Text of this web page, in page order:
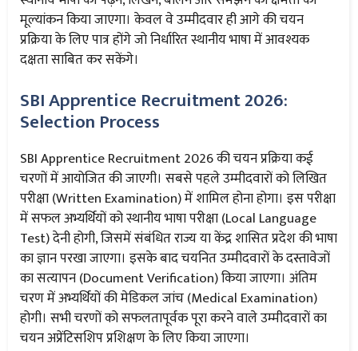
मूल्यांकन किया जाएगा। केवल वे उम्मीदवार ही आगे की चयन
प्रक्रिया के लिए पात्र होंगे जो निर्धारित स्थानीय भाषा में आवश्यक
दक्षता साबित कर सकेंगे।
SBI Apprentice Recruitment 2026:
Selection Process
SBI Apprentice Recruitment 2026 की चयन प्रक्रिया कई
चरणों में आयोजित की जाएगी। सबसे पहले उम्मीदवारों को लिखित
परीक्षा (Written Examination) में शामिल होना होगा। इस परीक्षा
में सफल अभ्यर्थियों को स्थानीय भाषा परीक्षा (Local Language
Test) देनी होगी, जिसमें संबंधित राज्य या केंद्र शासित प्रदेश की भाषा
का ज्ञान परखा जाएगा। इसके बाद चयनित उम्मीदवारों के दस्तावेजों
का सत्यापन (Document Verification) किया जाएगा। अंतिम
चरण में अभ्यर्थियों की मेडिकल जांच (Medical Examination)
होगी। सभी चरणों को सफलतापूर्वक पूरा करने वाले उम्मीदवारों का
चयन अप्रेंटिसशिप प्रशिक्षण के लिए किया जाएगा।